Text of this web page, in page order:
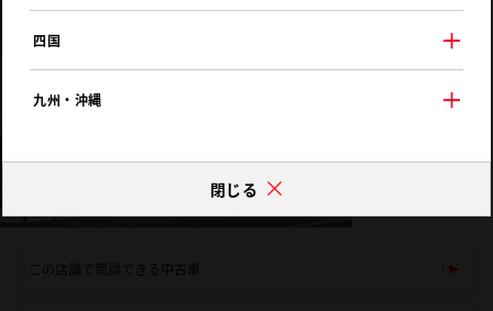
四国
九州・沖縄
閉じる
この店舗で商談できる中古車